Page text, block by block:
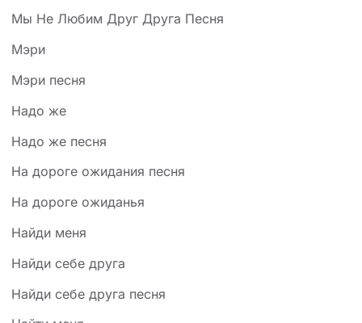
Мы Не Любим Друг Друга Песня
Мэри
Мэри песня
Надо же
Надо же песня
На дороге ожидания песня
На дороге ожиданья
Найди меня
Найди себе друга
Найди себе друга песня